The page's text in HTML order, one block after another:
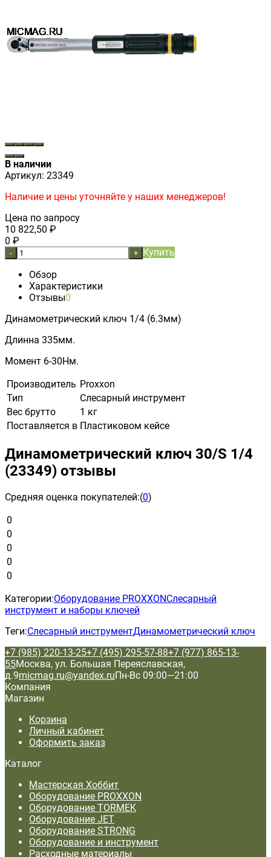
В наличии
Артикул: 23349
Наличие и цены уточняйте у наших менеджеров!
Цена по запросу
10 822,50 ₽
0 ₽
- + Купить
Обзор
Характеристики
Отзывы0
Динамометрический ключ 1/4 (6.3мм)
Длинна 335мм.
Момент 6-30Нм.
Производитель Proxxon
Тип
Слесарный инструмент
Вес брутто
1 кг
Поставляется в Пластиковом кейсе
Динамометрический ключ 30/S 1/4
(23349) отзывы
Средняя оценка покупателей:(0)
0
0
0
0
0
Категории:Оборудование PROXXONСлесарный
инструмент и наборы ключей
Теги:Слесарный инструментДинамометрический ключ
+7 (985) 220-13-25+7 (495) 295-57-88+7 (977) 865-13-
55Москва, ул. Большая Переяславская,
д.9micmag.ru@yandex.ruПн-Вс 09:00—21:00
Компания
Магазин
Корзина
Личный кабинет
Оформить заказ
Каталог
Мастерская Хоббит
Оборудование PROXXON
Оборудование TORMEK
Оборудование JET
Оборудование STRONG
Оборудование и инструмент
Расходные материалы